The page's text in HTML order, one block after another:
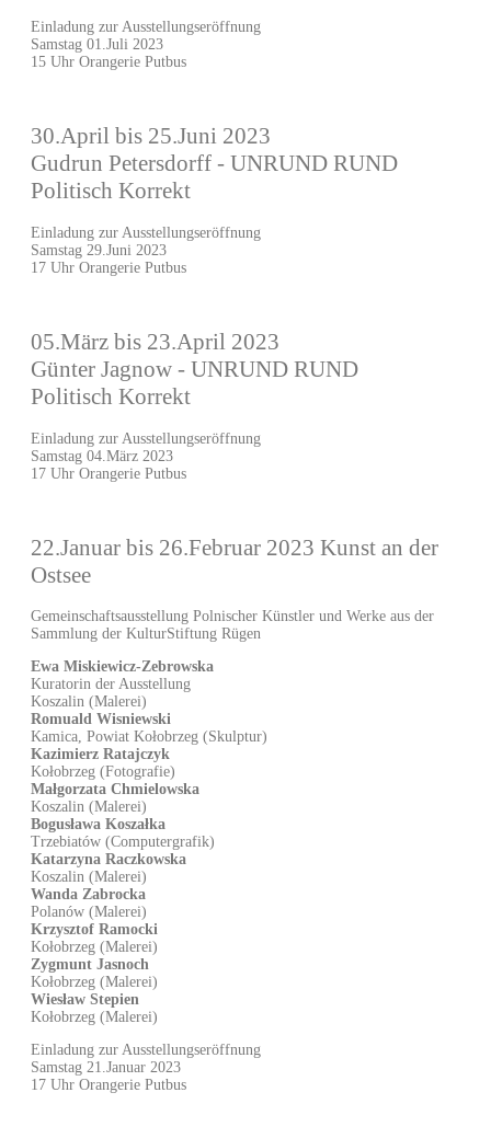
Einladung zur Ausstellungseröffnung
Samstag 01.Juli 2023
15 Uhr Orangerie Putbus
30.April bis 25.Juni 2023
Gudrun Petersdorff - UNRUND RUND
Politisch Korrekt
Einladung zur Ausstellungseröffnung
Samstag 29.Juni 2023
17 Uhr Orangerie Putbus
05.März bis 23.April 2023
Günter Jagnow - UNRUND RUND
Politisch Korrekt
Einladung zur Ausstellungseröffnung
Samstag 04.März 2023
17 Uhr Orangerie Putbus
22.Januar bis 26.Februar 2023 Kunst an der
Ostsee
Gemeinschaftsausstellung Polnischer Künstler und Werke aus der
Sammlung der KulturStiftung Rügen
Ewa Miskiewicz-Zebrowska
Kuratorin der Ausstellung
Koszalin (Malerei)
Romuald Wisniewski
Kamica, Powiat Kołobrzeg (Skulptur)
Kazimierz Ratajczyk
Kołobrzeg (Fotografie)
Małgorzata Chmielowska
Koszalin (Malerei)
Bogusława Koszałka
Trzebiatów (Computergrafik)
Katarzyna Raczkowska
Koszalin (Malerei)
Wanda Zabrocka
Polanów (Malerei)
Krzysztof Ramocki
Kołobrzeg (Malerei)
Zygmunt Jasnoch
Kołobrzeg (Malerei)
Wiesław Stepien
Kołobrzeg (Malerei)
Einladung zur Ausstellungseröffnung
Samstag 21.Januar 2023
17 Uhr Orangerie Putbus